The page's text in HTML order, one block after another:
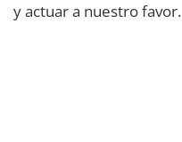
y actuar a nuestro favor.